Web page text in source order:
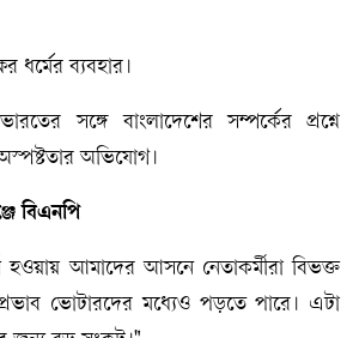
ধর্মের ব্যবহার।
সঙ্গে বাংলাদেশের সম্পর্কের প্রশ্নে
অভিযোগ।
বিএনপি
হওয়ায় আমাদের আসনে নেতাকর্মীরা বিভক্ত
ভোটারদের মধ্যেও পড়তে পারে। এটা